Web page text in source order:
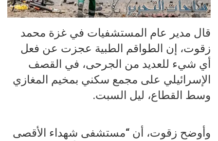
قال مدير عام المستشفيات في غزة محمد
زقوت، إن الطواقم الطبية عجزت عن فعل
أي شيء للعديد من الجرحى، في القصف
الإسرائيلي على مجمع سكني بمخيم المغازي
وسط القطاع، ليل السبت.
وأوضح زقوت، أن “مستشفى شهداء الأقصى